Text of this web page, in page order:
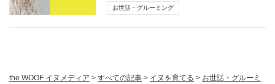
お世話・グルーミング
the WOOF イヌメディア > すべての記事 > イヌを育てる > お世話・グルーミ